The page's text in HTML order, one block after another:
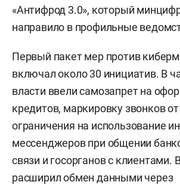
«Антифрод 3.0», который
направило в профильные
Первый пакет мер против
включал около 30 инициатив. В
власти ввели самозапрет на
кредитов, маркировку звонков
ограничения на использование
мессенджеров при общении
связи и госорганов с клиентами.
расширил обмен данными через